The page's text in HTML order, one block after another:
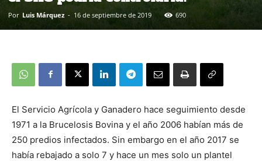
Por Luis Márquez - 16 de septiembre de 2019 690
El Servicio Agrícola y Ganadero hace seguimiento desde
1971 a la Brucelosis Bovina y el año 2006 habían más de
250 predios infectados. Sin embargo en el año 2017 se
había rebajado a solo 7 y hace un mes solo un plantel